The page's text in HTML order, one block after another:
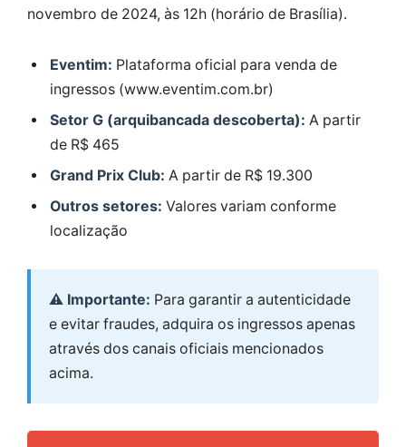
novembro de 2024, às 12h (horário de Brasília).
Eventim: Plataforma oficial para venda de
ingressos (www.eventim.com.br)
Setor G (arquibancada descoberta): A partir
de R$ 465
Grand Prix Club: A partir de R$ 19.300
Outros setores: Valores variam conforme
localização
⚠️ Importante: Para garantir a autenticidade
e evitar fraudes, adquira os ingressos apenas
através dos canais oficiais mencionados
acima.